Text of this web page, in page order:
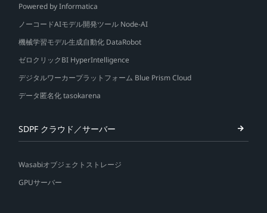
Powered by Informatica
ノーコードAIモデル開発ツール Node-AI
機械学習モデル生成自動化 DataRobot
ゼロクリックBI HyperIntelligence
デジタルワーカープラットフォーム Blue Prism Cloud
データ匿名化 tasokarena
SDPF クラウド／サーバー
Wasabiオブジェクトストレージ
GPUサーバー